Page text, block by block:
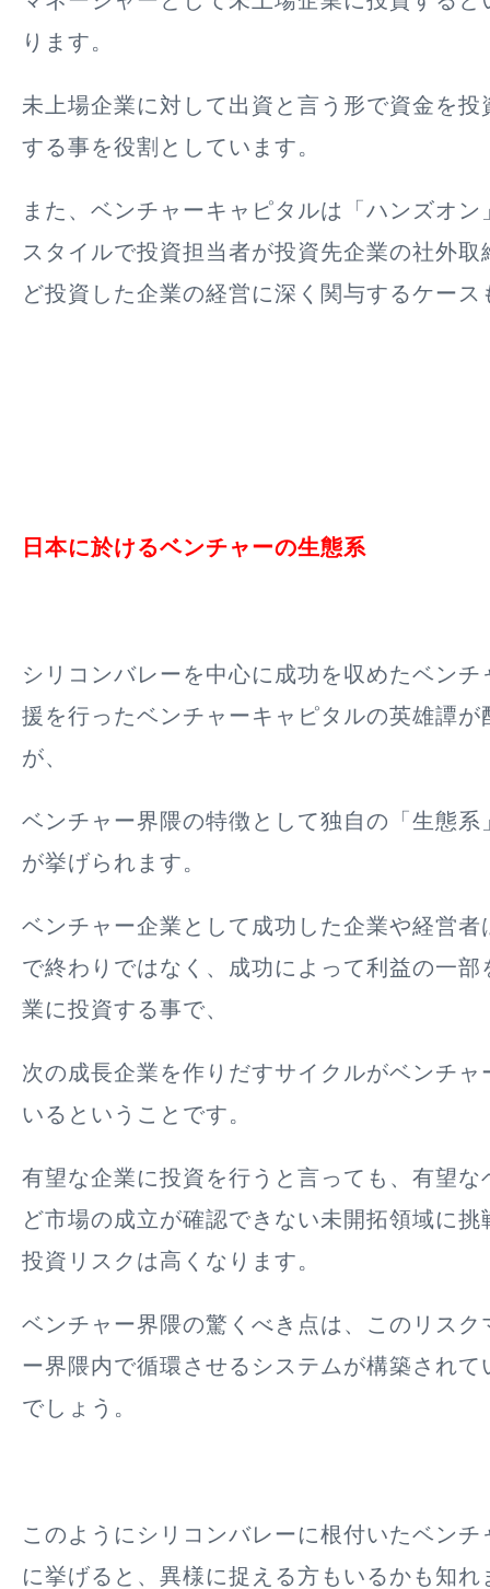
ります。
未上場企業に対して出資と言う形で資金を投
する事を役割としています。
また、ベンチャーキャピタルは「ハンズオ
スタイルで投資担当者が投資先企業の社外
ど投資した企業の経営に深く関与するケース
日本に於けるベンチャーの生態系
シリコンバレーを中心に成功を収めたベン
援を行ったベンチャーキャピタルの英雄譚が
が、
ベンチャー界隈の特徴として独自の「生態系
が挙げられます。
ベンチャー企業として成功した企業や経営者
で終わりではなく、 成功によって利益の一
業に投資する事で、
次の成長企業を作りだすサイクルがベンチャ
いる ということです。
有望な企業に投資を行うと言っても、有望な
ど市場の成立が確認できない未開拓領域に
投資リスクは高くなります。
ベンチャー界隈の驚くべき点は、このリスク
ー界隈内で循環させるシステムが構築されて
でしょう。
このようにシリコンバレーに根付いたベン
に挙げると、異様に捉える方もいるかも知